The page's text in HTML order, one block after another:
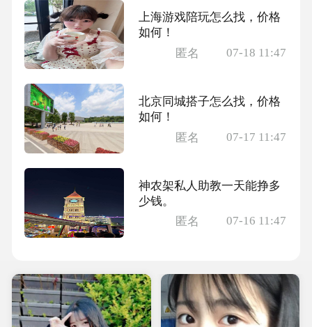
上海游戏陪玩怎么找，价格
如何！
匿名
07-18 11:47
北京同城搭子怎么找，价格
如何！
匿名
07-17 11:47
神农架私人助教一天能挣多
少钱。
匿名
07-16 11:47